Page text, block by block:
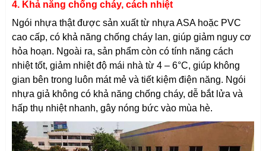
4. Khả năng chống cháy, cách nhiệt
Ngói nhựa thật được sản xuất từ nhựa ASA hoặc PVC
cao cấp, có khả năng chống cháy lan, giúp giảm nguy cơ
hỏa hoạn. Ngoài ra, sản phẩm còn có tính năng cách
nhiệt tốt, giảm nhiệt độ mái nhà từ 4 – 6°C, giúp không
gian bên trong luôn mát mẻ và tiết kiệm điện năng. Ngói
nhựa giả không có khả năng chống cháy, dễ bắt lửa và
hấp thụ nhiệt nhanh, gây nóng bức vào mùa hè.